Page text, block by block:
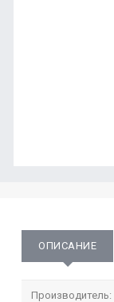
ОПИСАНИЕ
Производитель: